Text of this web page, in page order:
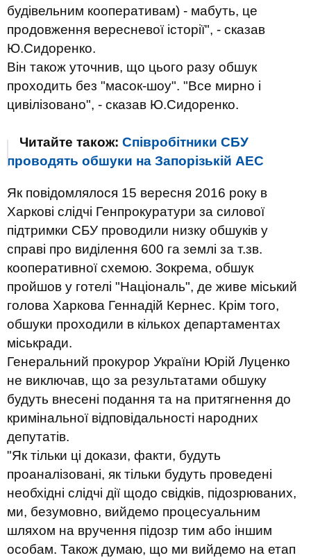
будівельним кооперативам) - мабуть, це
продовження вересневої історії", - сказав
Ю.Сидоренко.
Він також уточнив, що цього разу обшук
проходить без "масок-шоу". "Все мирно і
цивілізовано", - сказав Ю.Сидоренко.
Читайте також: Співробітники СБУ
проводять обшуки на Запорізькій АЕС
Як повідомлялося 15 вересня 2016 року в
Харкові слідчі Генпрокуратури за силової
підтримки СБУ проводили низку обшуків у
справі про виділення 600 га землі за т.зв.
кооперативної схемою. Зокрема, обшук
пройшов у готелі "Національ", де живе міський
голова Харкова Геннадій Кернес. Крім того,
обшуки проходили в кількох департаментах
міськради.
Генеральний прокурор України Юрій Луценко
не виключав, що за результатами обшуку
будуть внесені подання та на притягнення до
кримінальної відповідальності народних
депутатів.
"Як тільки ці докази, факти, будуть
проаналізовані, як тільки будуть проведені
необхідні слідчі дії щодо свідків, підозрюваних,
ми, безумовно, вийдемо процесуальним
шляхом на вручення підозр тим або іншим
особам. Також думаю, що ми вийдемо на етап